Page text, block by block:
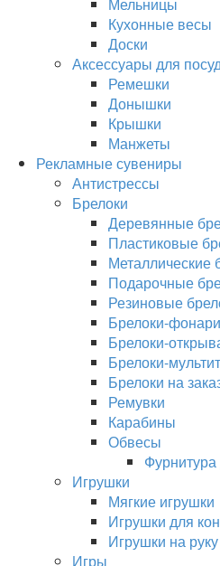
Кухонные весы
Доски
Аксессуары для
Ремешки
Донышки
Крышки
Манжеты
Рекламные сувениры
Антистрессы
Брелоки
Деревянные
Пластиковые
Металлические
Подарочные
Резиновые
Брелоки-
Брелоки-
Брелоки-
Брелоки на
Ремувки
Карабины
Обвесы
Игрушки
Мягкие игрушки
Игрушки для
Игрушки на руку
Игры